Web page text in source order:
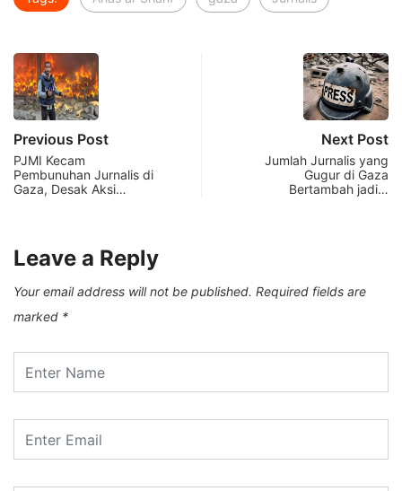
Previous Post
PJMI Kecam
Pembunuhan Jurnalis di
Gaza, Desak Aksi…
Next Post
Jumlah Jurnalis yang
Gugur di Gaza
Bertambah jadi…
Leave a Reply
Your email address will not be published. Required fields are
marked *